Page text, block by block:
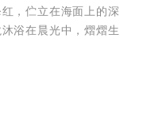
，伫立在海面上的深
浴在晨光中，熠熠生